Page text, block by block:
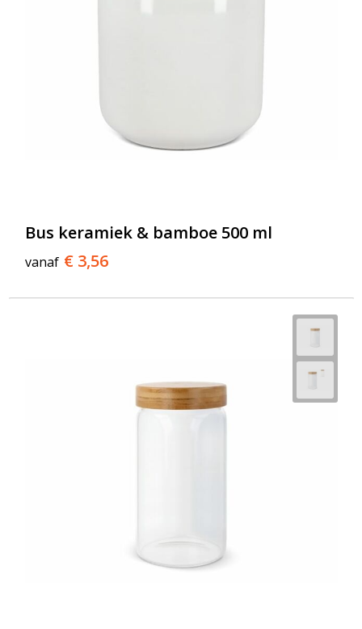
Bus keramiek & bamboe 500 ml
vanaf € 3,56